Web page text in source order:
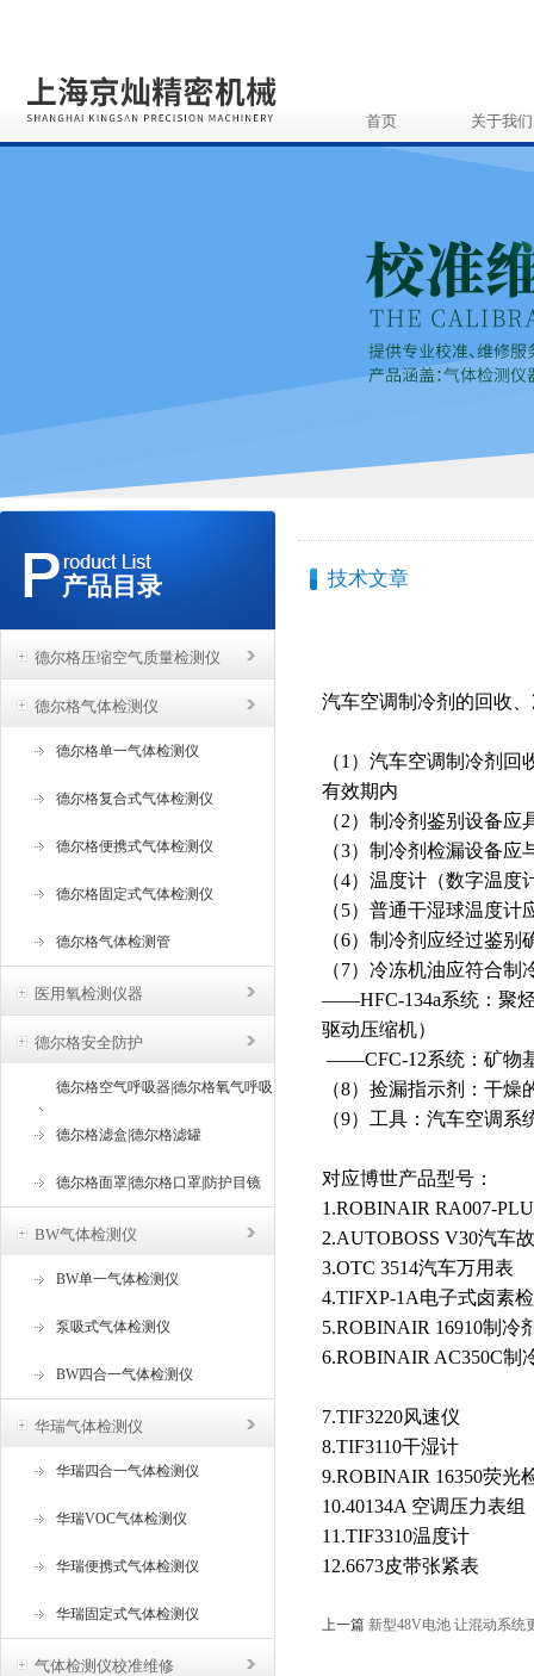
首页 关于我们
产品目录
德尔格压缩空气质量检测仪
德尔格气体检测仪
德尔格单一气体检测仪
德尔格复合式气体检测仪
德尔格便携式气体检测仪
德尔格固定式气体检测仪
德尔格气体检测管
医用氧检测仪器
德尔格安全防护
德尔格空气呼吸器|德尔格氧气呼吸
器
德尔格滤盒|德尔格滤罐
德尔格面罩|德尔格口罩|防护目镜
BW气体检测仪
BW单一气体检测仪
泵吸式气体检测仪
BW四合一气体检测仪
华瑞气体检测仪
华瑞四合一气体检测仪
华瑞VOC气体检测仪
华瑞便携式气体检测仪
华瑞固定式气体检测仪
气体检测仪校准维修
技术文章
汽车空调制冷剂的回收
（1）汽车空调制冷剂
有效期内
（2）制冷剂鉴别设备
（3）制冷剂检漏设备
（4）温度计（数字温
（5）普通干湿球温度计
（6）制冷剂应经过鉴
（7）冷冻机油应符合制
——HFC-134a系统：聚
驱动压缩机）
——CFC-12系统：矿物
（8）捡漏指示剂：干
（9）工具：汽车空调
对应博世产品型号：
1.ROBINAIR RA007-
2.AUTOBOSS V30汽车
3.OTC 3514汽车万用表
4.TIFXP-1A电子式卤素
5.ROBINAIR 16910制冷
6.ROBINAIR AC350C制
7.TIF3220风速仪
8.TIF3110干湿计
9.ROBINAIR 16350荧光
10.40134A 空调压力表组
11.TIF3310温度计
12.6673皮带张紧表
上一篇 新型48V电池 让混动系统